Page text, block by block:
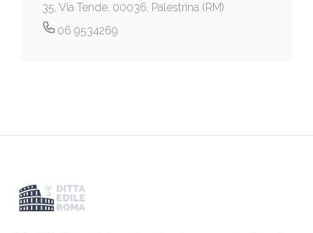
35, Via Tende, 00036, Palestrina (RM)
06 9534269